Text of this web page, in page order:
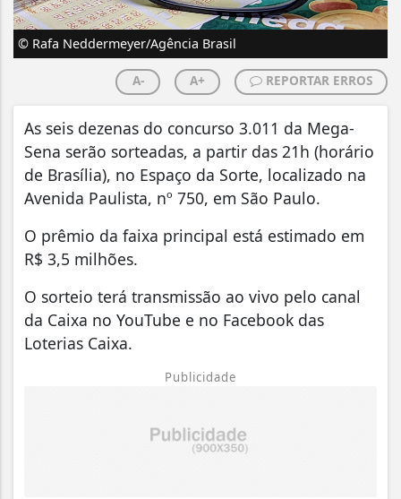
© Rafa Neddermeyer/Agência Brasil
A- A+ REPORTAR ERROS
As seis dezenas do concurso 3.011 da Mega-
Sena serão sorteadas, a partir das 21h (horário
de Brasília), no Espaço da Sorte, localizado na
Avenida Paulista, nº 750, em São Paulo.
O prêmio da faixa principal está estimado em
R$ 3,5 milhões.
O sorteio terá transmissão ao vivo pelo canal
da Caixa no YouTube e no Facebook das
Loterias Caixa.
Publicidade